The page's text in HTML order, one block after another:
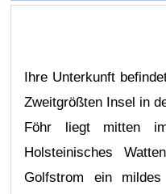
Ihre Unterkunft
Zweitgrößten Insel in
Föhr liegt mitten
Holsteinisches
Golfstrom ein